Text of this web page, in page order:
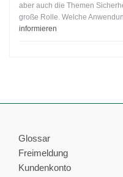
aber auch die Themen
große Rolle. Welche
informieren
Glossar
Freimeldung
Kundenkonto